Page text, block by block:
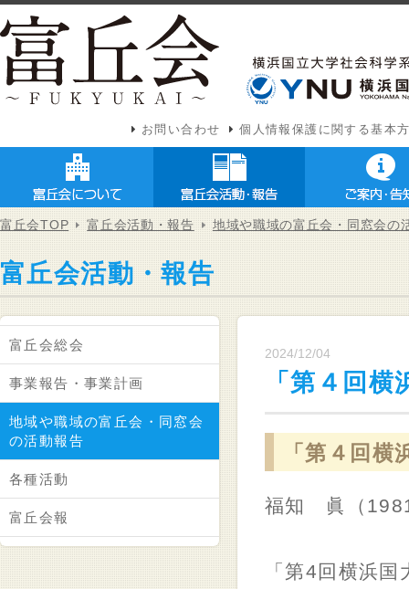
お問い合わせ 個人情報保護に関する基本
富丘会TOP 富丘会活動・報告 地域や職域の富丘会・同窓会の
富丘会活動・報告
富丘会総会
事業報告・事業計画
地域や職域の富丘会・同窓会
の活動報告
各種活動
富丘会報
2024/12/04
「第４回
「第４回
福知 眞（
「第4回横浜